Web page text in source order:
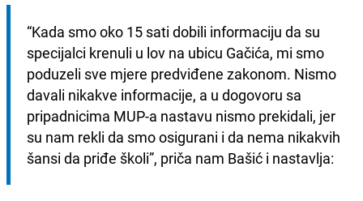
“Kada smo oko 15 sati dobili informaciju da su
specijalci krenuli u lov na ubicu Gačića, mi smo
poduzeli sve mjere predviđene zakonom. Nismo
davali nikakve informacije, a u dogovoru sa
pripadnicima MUP-a nastavu nismo prekidali, jer
su nam rekli da smo osigurani i da nema nikakvih
šansi da priđe školi”, priča nam Bašić i nastavlja: